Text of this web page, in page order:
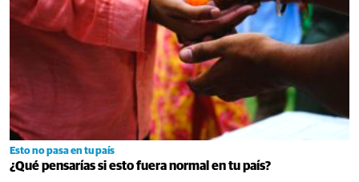
Esto no pasa en tu país
¿Qué pensarías si esto fuera normal en tu país?